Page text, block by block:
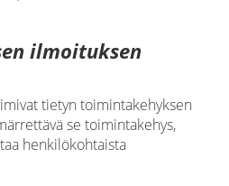
ilmoituksen
tietyn toimintakehyksen
se toimintakehys,
henkilökohtaista